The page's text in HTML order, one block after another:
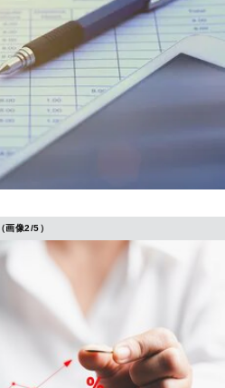
（画像2/5）